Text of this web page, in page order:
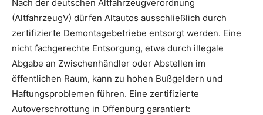
Nach der deutschen Altfahrzeugverordnung
(AltfahrzeugV) dürfen Altautos ausschließlich durch
zertifizierte Demontagebetriebe entsorgt werden. Eine
nicht fachgerechte Entsorgung, etwa durch illegale
Abgabe an Zwischenhändler oder Abstellen im
öffentlichen Raum, kann zu hohen Bußgeldern und
Haftungsproblemen führen. Eine zertifizierte
Autoverschrottung in Offenburg garantiert: